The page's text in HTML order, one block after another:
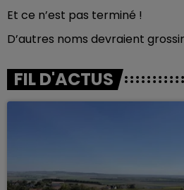
Et ce n’est pas terminé !
D’autres noms devraient
FIL D'ACTUS